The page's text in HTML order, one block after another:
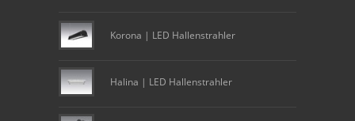
Korona | LED Hallenstrahler
Halina | LED Hallenstrahler